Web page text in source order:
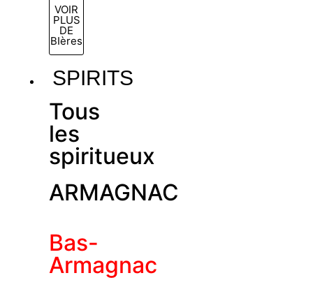
VOIR
PLUS
DE
BIères
SPIRITS
Tous
les
spiritueux
ARMAGNAC
Bas-
Armagnac